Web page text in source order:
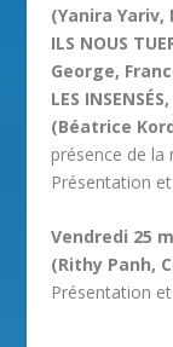
(Yanira Yariv,
ILS NOUS
George,
LES
(Béatrice
présence de la
Présentation
Vendredi 25
(Rithy Panh,
Présentation